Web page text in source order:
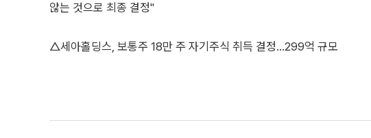
않는 것으로 최종 결정"
△세아홀딩스, 보통주 18만 주 자기주식 취득 결정...299억 규모